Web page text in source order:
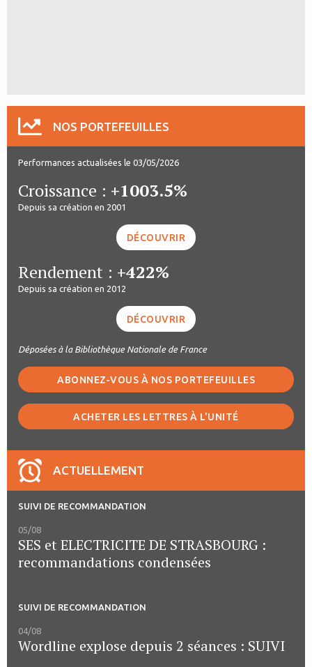
NOS PORTEFEUILLES
Performances actualisées le 03/05/2026
Croissance : +1003.5%
Depuis sa création en 2001
DÉCOUVRIR
Rendement : +422%
Depuis sa création en 2012
DÉCOUVRIR
Déposées à la Bibliothèque Nationale de France
ABONNEZ-VOUS À NOS PORTEFEUILLES
ACHETER LES LETTRES À L'UNITÉ
ACTUELLEMENT
SUIVI DE RECOMMANDATION
05/08
SES et ELECTRICITE DE STRASBOURG :
recommandations condensées
SUIVI DE RECOMMANDATION
04/08
Wordline explose depuis 2 séances : SUIVI